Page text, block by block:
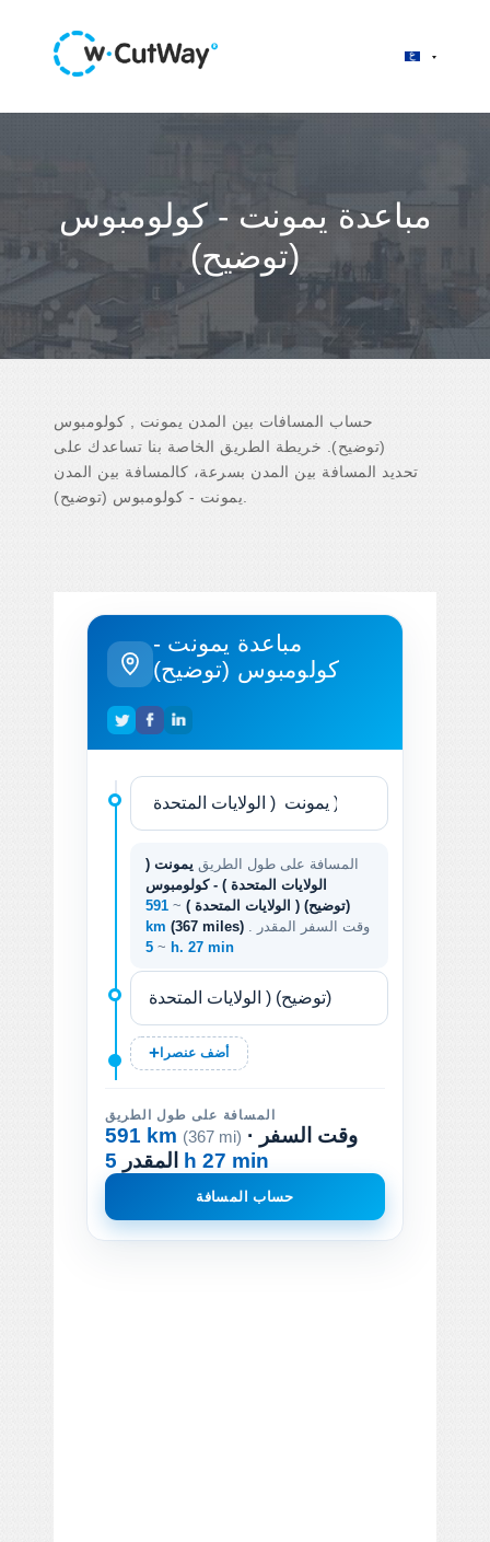
مباعدة يمونت - كولومبوس
(توضيح)
حساب المسافات بين المدن يمونت , كولومبوس
(توضيح). خريطة الطريق الخاصة بنا تساعدك على
تحديد المسافة بين المدن بسرعة، كالمسافة بين المدن
مباعدة يمونت -
كولومبوس (توضيح)
المسافة على طول الطريق يمونت (
الولايات المتحدة ) - كولومبوس
(توضيح) ( الولايات المتحدة ) ~
591
km (367 miles)
~ 5 h. 27 min
أضف عنصرا
المسافة على طول الطريق
591 km (367 mi) · وقت السفر
المقدر 5 h 27 min
حساب المسافة